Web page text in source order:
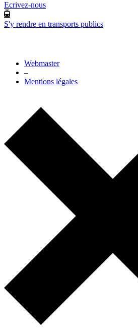
Ecrivez-nous
S'y rendre en transports publics
Webmaster
–
Mentions légales